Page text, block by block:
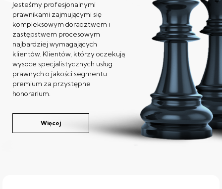
Jesteśmy profesjonalnymi
prawnikami zajmującymi się
kompleksowym doradztwem i
zastępstwem procesowym
najbardziej wymagających
klientów. Klientów, którzy oczekują
wysoce specjalistycznych usług
prawnych o jakości segmentu
premium za przystępne
honorarium.
Więcej